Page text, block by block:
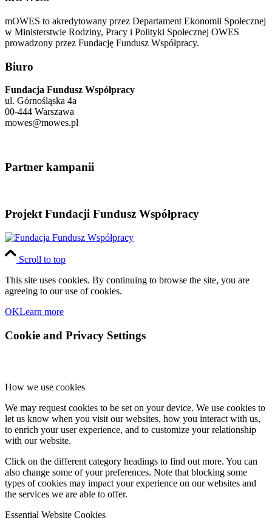
mOWES to akredytowany przez Departament Ekonomii Społecznej
w Ministerstwie Rodziny, Pracy i Polityki Społecznej OWES
prowadzony przez Fundację Fundusz Współpracy.
Biuro
Fundacja Fundusz Współpracy
ul. Górnośląska 4a
00-444 Warszawa
mowes@mowes.pl
Partner kampanii
Projekt Fundacji Fundusz Współpracy
Scroll to top
This site uses cookies. By continuing to browse the site, you are
agreeing to our use of cookies.
OKLearn more
Cookie and Privacy Settings
How we use cookies
We may request cookies to be set on your device. We use cookies to
let us know when you visit our websites, how you interact with us,
to enrich your user experience, and to customize your relationship
with our website.
Click on the different category headings to find out more. You can
also change some of your preferences. Note that blocking some
types of cookies may impact your experience on our websites and
the services we are able to offer.
Essential Website Cookies